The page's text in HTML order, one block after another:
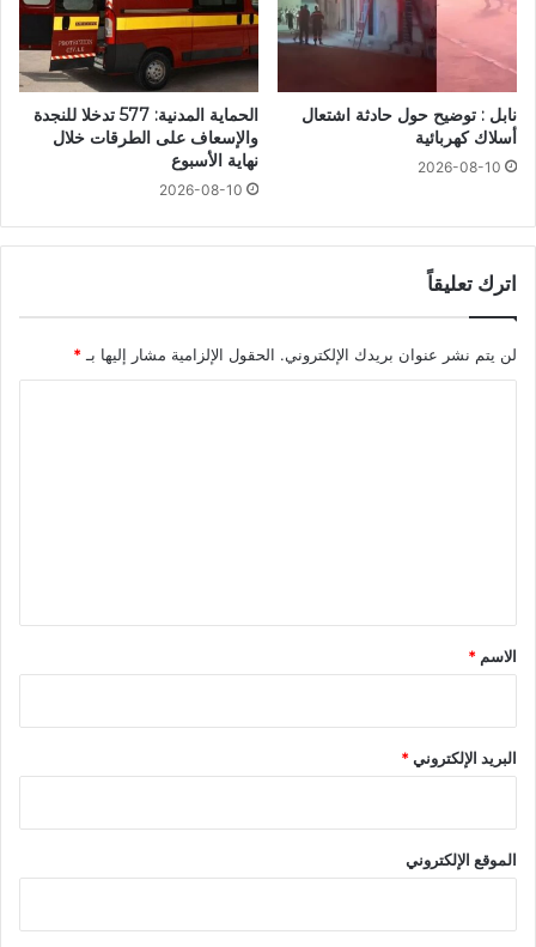
نابل : توضيح حول حادثة اشتعال
أسلاك كهربائية
2026-08-10
الحماية المدنية: 577 تدخلا للنجدة
والإسعاف على الطرقات خلال
نهاية الأسبوع
2026-08-10
اترك تعليقاً
لن يتم نشر عنوان بريدك الإلكتروني. الحقول الإلزامية مشار إليها بـ *
*
الاسم *
البريد الإلكتروني*
الموقع الإلكتروني